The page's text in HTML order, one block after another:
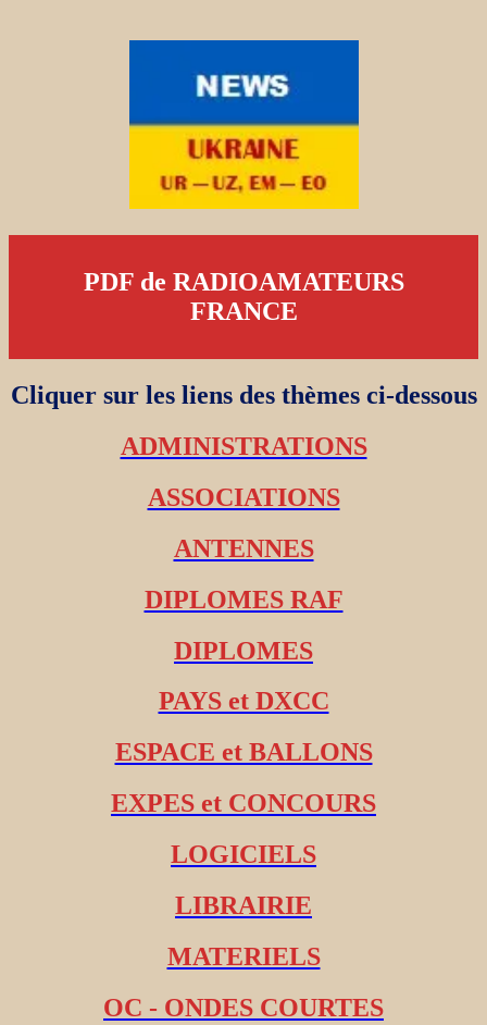
PDF de RADIOAMATEURS
FRANCE
Cliquer sur les liens des thèmes ci-dessous
ADMINISTRATIONS
ASSOCIATIONS
ANTENNES
DIPLOMES RAF
DIPLOMES
PAYS et DXCC
ESPACE et BALLONS
EXPES et CONCOURS
LOGICIELS
LIBRAIRIE
MATERIELS
OC - ONDES COURTES